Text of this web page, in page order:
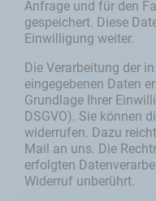
Anfrage und für den
gespeichert. Diese
Einwilligung weiter.
Die Verarbeitung der
eingegebenen Daten
Grundlage Ihrer
DSGVO). Sie können
widerrufen. Dazu
Mail an uns. Die
erfolgten
Widerruf unberührt.